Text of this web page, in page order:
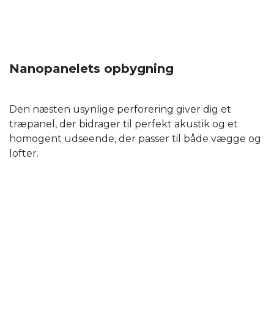
Nanopanelets opbygning
Den næsten usynlige perforering giver dig et
træpanel, der bidrager til perfekt akustik og et
homogent udseende, der passer til både vægge og
lofter.